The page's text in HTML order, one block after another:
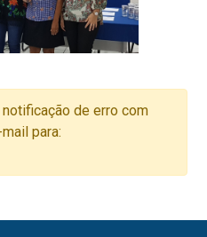
de erro com
para: